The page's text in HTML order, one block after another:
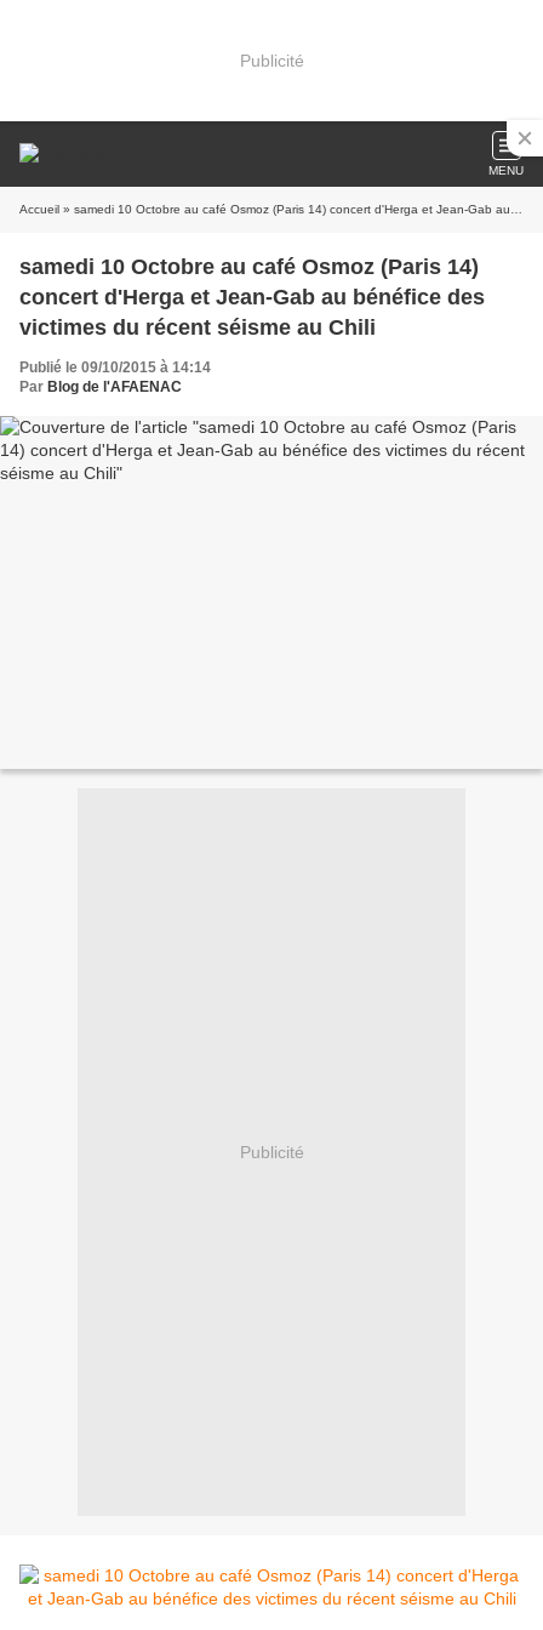
Publicité
MENU
Accueil » samedi 10 Octobre au café Osmoz (Paris 14) concert d'Herga et Jean-Gab au bénéfice des victimes du récent séisme au Chili
samedi 10 Octobre au café Osmoz (Paris 14)
concert d'Herga et Jean-Gab au bénéfice des
victimes du récent séisme au Chili
Publié le 09/10/2015 à 14:14
Par Blog de l'AFAENAC
Publicité